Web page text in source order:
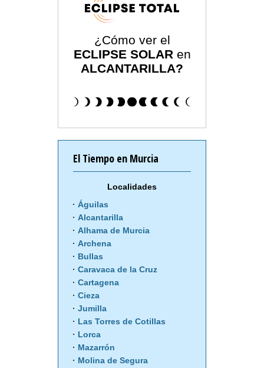
¿Cómo ver el
ECLIPSE SOLAR en
ALCANTARILLA?
El Tiempo en Murcia
Localidades
Águilas
Alcantarilla
Alhama de Murcia
Archena
Bullas
Caravaca de la Cruz
Cartagena
Cieza
Jumilla
Las Torres de Cotillas
Lorca
Mazarrón
Molina de Segura